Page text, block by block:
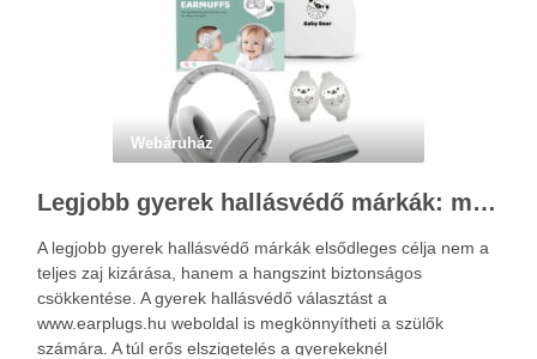
Webáruház
Legjobb gyerek hallásvédő márkák: mire figyeljenek a szülők választáskor?
A legjobb gyerek hallásvédő márkák elsődleges célja nem a
teljes zaj kizárása, hanem a hangszint biztonságos
csökkentése. A gyerek hallásvédő választást a
www.earplugs.hu weboldal is megkönnyítheti a szülők
számára. A túl erős elszigetelés a gyerekeknél